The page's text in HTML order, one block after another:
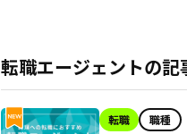
転職エージェントの記
転職 職種